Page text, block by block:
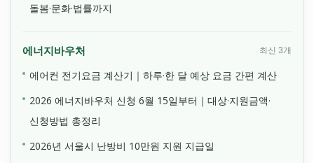
돌봄·문화·법률까지
에너지바우처 최신 3개
에어컨 전기요금 계산기｜하루·한 달 예상 요금 간편 계산
2026 에너지바우처 신청 6월 15일부터｜대상·지원금액·
신청방법 총정리
2026년 서울시 난방비 10만원 지원 지급일